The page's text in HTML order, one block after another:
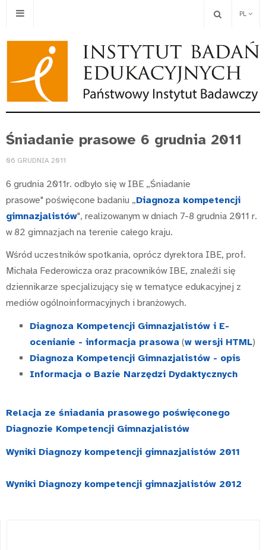
PL
Śniadanie prasowe 6 grudnia 2011
06 GRUDNIA 2011
6 grudnia 2011r. odbyło się w IBE „Śniadanie
prasowe" poświęcone badaniu „Diagnoza kompetencji
gimnazjalistów", realizowanym w dniach 7-8 grudnia 2011 r.
w 82 gimnazjach na terenie całego kraju.
Wśród uczestników spotkania, oprócz dyrektora IBE, prof.
Michała Federowicza oraz pracowników IBE, znaleźli się
dziennikarze specjalizujący się w tematyce edukacyjnej z
mediów ogólnoinformacyjnych i branżowych.
Diagnoza Kompetencji Gimnazjalistów i E-
ocenianie - informacja prasowa (w wersji HTML)
Diagnoza Kompetencji Gimnazjalistów - opis
Informacja o Bazie Narzędzi Dydaktycznych
Relacja ze śniadania prasowego poświęconego
Diagnozie Kompetencji Gimnazjalistów
Wyniki Diagnozy kompetencji gimnazjalistów 2011
Wyniki Diagnozy kompetencji gimnazjalistów 2012